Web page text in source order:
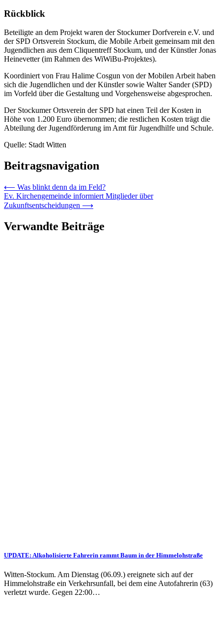
Rückblick
Beteiligte an dem Projekt waren der Stockumer Dorfverein e.V. und
der SPD Ortsverein Stockum, die Mobile Arbeit gemeinsam mit den
Jugendlichen aus dem Cliquentreff Stockum, und der Künstler Jonas
Heinevetter (im Rahmen des WiWiBu-Projektes).
Koordiniert von Frau Halime Cosgun von der Mobilen Arbeit haben
sich die Jugendlichen und der Künstler sowie Walter Sander (SPD)
im Vorfeld über die Gestaltung und Vorgehensweise abgesprochen.
Der Stockumer Ortsverein der SPD hat einen Teil der Kosten in
Höhe von 1.200 Euro übernommen; die restlichen Kosten trägt die
Abteilung der Jugendförderung im Amt für Jugendhilfe und Schule.
Quelle: Stadt Witten
Beitragsnavigation
⟵ Was blinkt denn da im Feld?
Ev. Kirchengemeinde informiert Mitglieder über
Zukunftsentscheidungen ⟶
Verwandte Beiträge
UPDATE: Alkoholisierte Fahrerin rammt Baum in der Himmelohstraße
Witten-Stockum. Am Dienstag (06.09.) ereignete sich auf der
Himmelohstraße ein Verkehrsunfall, bei dem eine Autofahrerin (63)
verletzt wurde. Gegen 22:00…